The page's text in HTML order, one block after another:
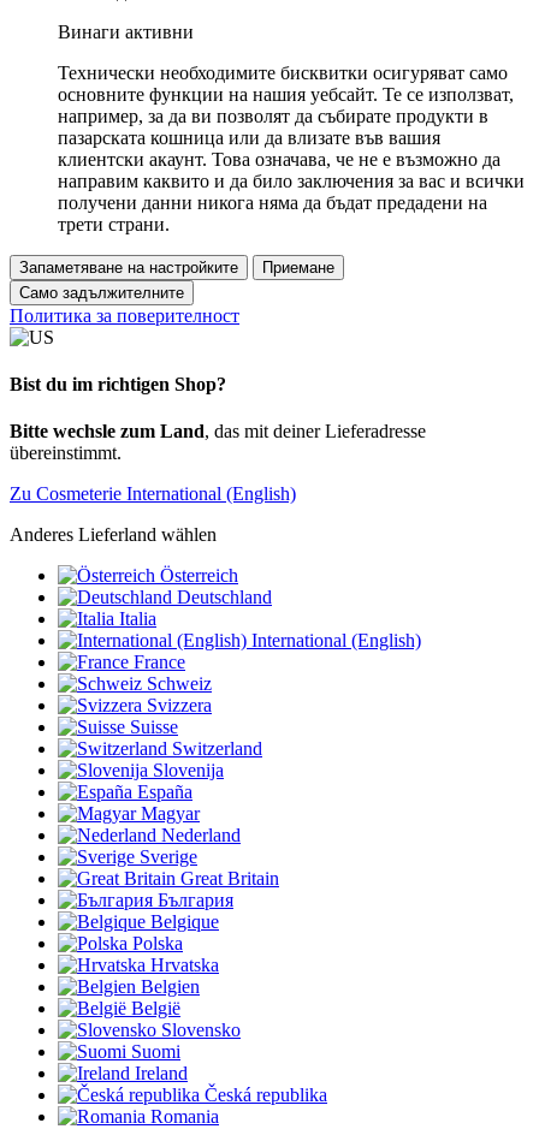
Винаги активни
Технически необходимите бисквитки осигуряват само
основните функции на нашия уебсайт. Те се използват,
например, за да ви позволят да събирате продукти в
пазарската кошница или да влизате във вашия
клиентски акаунт. Това означава, че не е възможно да
направим каквито и да било заключения за вас и всички
получени данни никога няма да бъдат предадени на
трети страни.
Запаметяване на настройките
Приемане
Само задължителните
Политика за поверителност
Bist du im richtigen Shop?
Bitte wechsle zum Land, das mit deiner Lieferadresse
übereinstimmt.
Zu Cosmeterie International (English)
Anderes Lieferland wählen
Österreich
Deutschland
Italia
International (English)
France
Schweiz
Svizzera
Suisse
Switzerland
Slovenija
España
Magyar
Nederland
Sverige
Great Britain
България
Belgique
Polska
Hrvatska
Belgien
België
Slovensko
Suomi
Ireland
Česká republika
Romania